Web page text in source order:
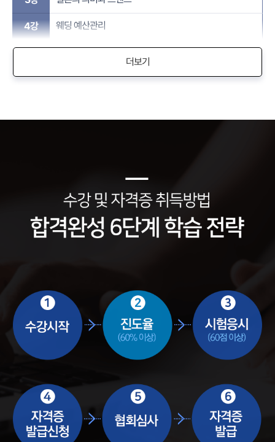
4강 웨딩 예산관리
더보기